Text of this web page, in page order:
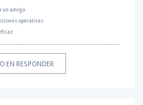
un amigo
operativas
EN RESPONDER